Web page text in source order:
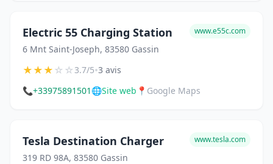
Electric 55 Charging Station
6 Mnt Saint-Joseph, 83580 Gassin
www.e55c.com
★★★☆☆3.7/5•3 avis
📞+33975891501 🌐Site web 📍 Google Maps
Tesla Destination Charger
319 RD 98A, 83580 Gassin
www.tesla.com